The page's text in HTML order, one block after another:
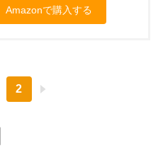
Amazonで購入する
2